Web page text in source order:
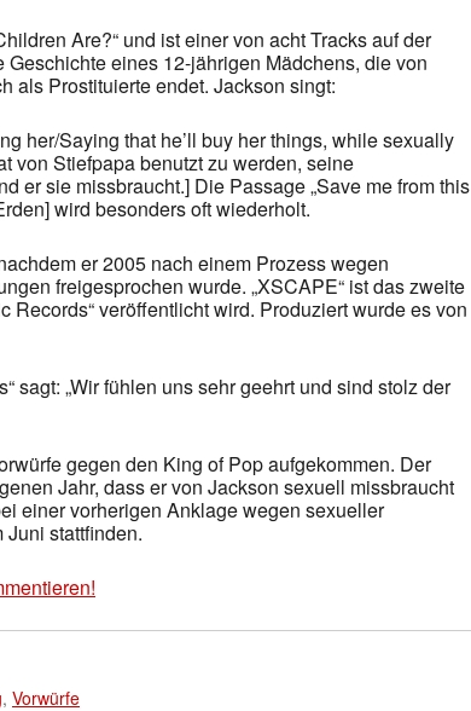
Are?“ und ist einer von acht Tracks auf der
eines 12-jährigen Mädchens, die von
als Prostituierte endet. Jackson singt:
her/Saying that he’ll buy her things, while sexually
von Stiefpapa benutzt zu werden, seine
er sie missbraucht.] Die Passage „Save me from this
wird besonders oft wiederholt.
er 2005 nach einem Prozess wegen
freigesprochen wurde. „XSCAPE“ ist das zweite
Records“ veröffentlicht wird. Produziert wurde es von
sagt: „Wir fühlen uns sehr geehrt und sind stolz der
gegen den King of Pop aufgekommen. Der
Jahr, dass er von Jackson sexuell missbraucht
einer vorherigen Anklage wegen sexueller
stattfinden.
, Vorwürfe